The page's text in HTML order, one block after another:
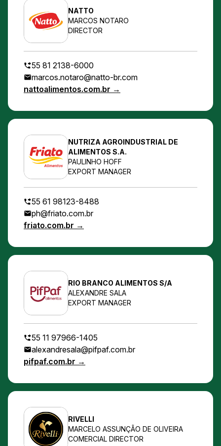
NATTO
MARCOS NOTARO
DIRECTOR
55 81 2138-6000
marcos.notaro@natto-br.com
nattoalimentos.com.br →
NUTRIZA AGROINDUSTRIAL DE
ALIMENTOS S.A.
PAULINHO HOFF
EXPORT MANAGER
55 61 98123-8488
ph@friato.com.br
friato.com.br →
RIO BRANCO ALIMENTOS S/A
ALEXANDRE SALA
EXPORT MANAGER
55 11 97966-1405
alexandresala@pifpaf.com.br
pifpaf.com.br →
RIVELLI
MARCELO ASSUNÇÃO DE OLIVEIRA
COMERCIAL DIRECTOR